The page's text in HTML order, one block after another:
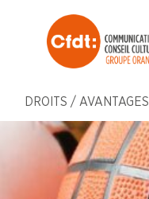
DROITS / AVANTAGES